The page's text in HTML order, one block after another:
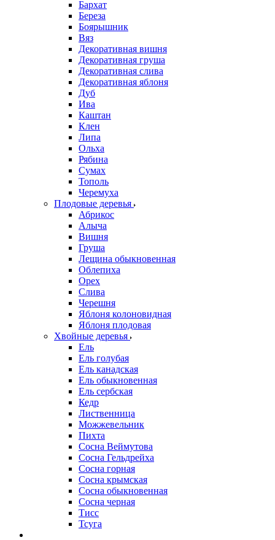
Бархат
Береза
Боярышник
Вяз
Декоративная вишня
Декоративная груша
Декоративная слива
Декоративная яблоня
Дуб
Ива
Каштан
Клен
Липа
Ольха
Рябина
Сумах
Тополь
Черемуха
Плодовые деревья
Абрикос
Алыча
Вишня
Груша
Лещина обыкновенная
Облепиха
Орех
Слива
Черешня
Яблоня колоновидная
Яблоня плодовая
Хвойные деревья
Ель
Ель голубая
Ель канадская
Ель обыкновенная
Ель сербская
Кедр
Лиственница
Можжевельник
Пихта
Сосна Веймутова
Сосна Гельдрейха
Сосна горная
Сосна крымская
Сосна обыкновенная
Сосна черная
Тисс
Тсуга